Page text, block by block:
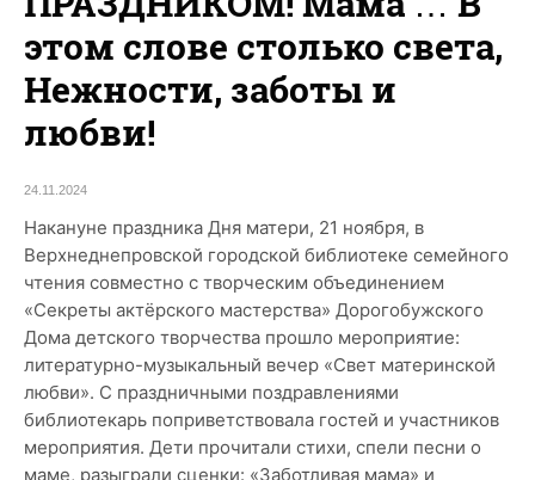
этом слове столько света,
Нежности, заботы и
любви!
24.11.2024
Накануне праздника Дня матери, 21 ноября, в
Верхнеднепровской городской библиотеке семейного
чтения совместно с творческим объединением
«Секреты актёрского мастерства» Дорогобужского
Дома детского творчества прошло мероприятие:
литературно-музыкальный вечер «Свет материнской
любви». С праздничными поздравлениями
библиотекарь поприветствовала гостей и участников
мероприятия. Дети прочитали стихи, спели песни о
маме, разыграли сценки: «Заботливая мама» и